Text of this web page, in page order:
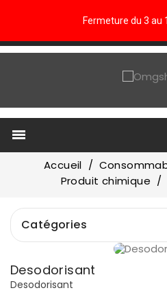
Fermeture du 3 au

Accueil
Produit chimique
Prix
€
Catégories
Desodorisant
Desodorisant